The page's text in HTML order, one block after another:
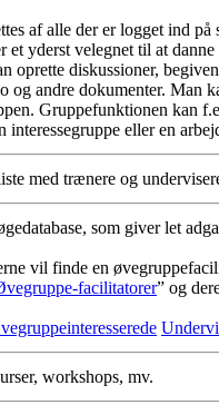
af alle der er logget ind
et yderst velegnet til at
oprette diskussioner,
og andre dokumenter. Man
Gruppefunktionen kan
interessegruppe eller en
med trænere og
som giver let
vil finde en
facilitatorer” og
workshops, mv.